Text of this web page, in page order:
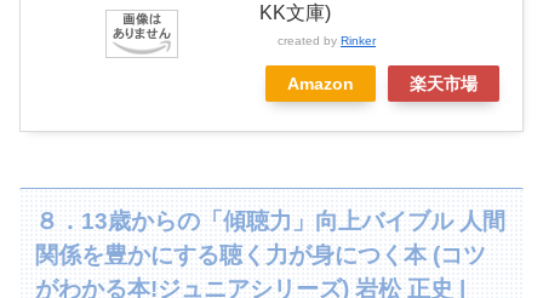
KK文庫)
created by Rinker
Amazon 楽天市場
８．13歳からの「傾聴力」向上バイブル 人間
関係を豊かにする聴く力が身につく本 (コツ
がわかる本!ジュニアシリーズ) 岩松 正史 |